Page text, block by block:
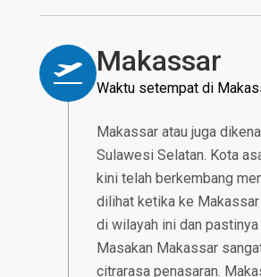
Makassar
Waktu setempat di
Makassar atau juga
Sulawesi Selatan. Kota
kini telah berkembang
dilihat ketika ke
di wilayah ini dan
Masakan Makassar
citrarasa penasaran.